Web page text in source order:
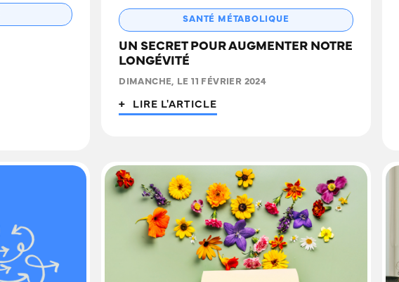
SANTÉ MÉTABOLIQUE
UN SECRET POUR AUGMENTER NOTRE
LONGÉVITÉ
DIMANCHE, LE 11 FÉVRIER 2024
+ LIRE L'ARTICLE